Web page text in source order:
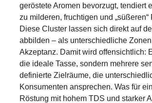
geröstete Aromen bevorzugt, tendiert
zu milderen, fruchtigen und „süßeren“
Diese Cluster lassen sich direkt auf
abbilden – als unterschiedliche
Akzeptanz. Damit wird offensichtlich:
die ideale Tasse, sondern mehrere
definierte Zielräume, die
Konsumenten ansprechen. Was für
Röstung mit hohem TDS und starker